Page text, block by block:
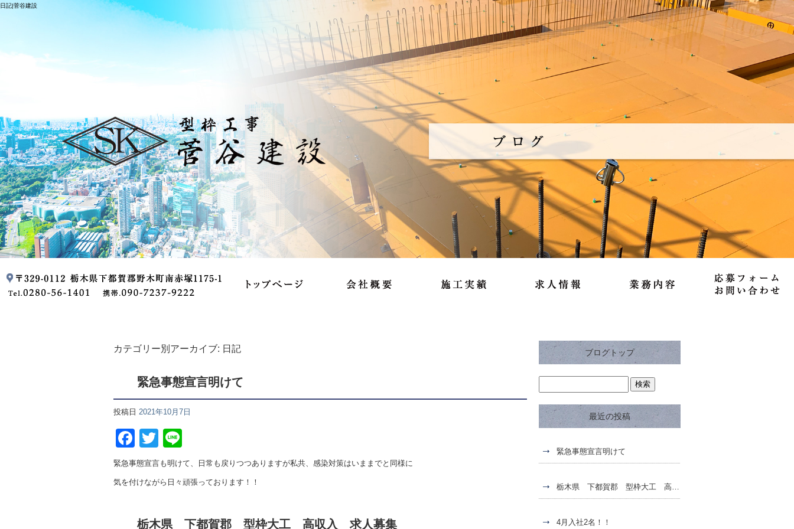
日記|菅谷建設
カテゴリー別アーカイブ: 日記
緊急事態宣言明けて
投稿日 2021年10月7日
Facebook
Twitter
緊急事態宣言も明けて、日常も戻りつつありますが私共、感染対策はいままでと同様に
気を付けながら日々頑張っております！！
栃木県 下都賀郡 型枠大工 高収入 求人募集
ブログトップ
最近の投稿
緊急事態宣言明けて
栃木県 下都賀郡 型枠大工 高収入 求人募集
4月入社2名！！